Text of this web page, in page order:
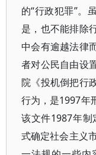
的“行政犯罪”。
是，也不能排除
中会有逾越法律
者对公民自由设
院《投机倒把行
行为，是1997年
该文件1987年
式确定社会主义